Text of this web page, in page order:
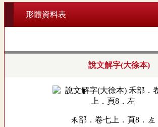
形體資料表
說文解字(大徐本)
禾部．卷七上．頁8．左